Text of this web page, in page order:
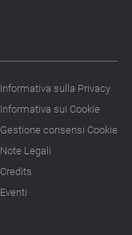
Informativa sulla Privacy
Informativa sui Cookie
Gestione consensi Cookie
Note Legali
Credits
Eventi